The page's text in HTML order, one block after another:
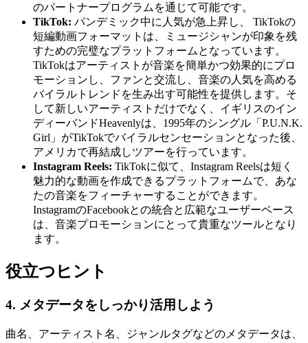
のパートナープログラムを通じて可能です。
TikTok: パンデミック中に人気が急上昇し、 TikTokの
短編動画フォーマットは、ミュージシャンが印象を残
すための完璧なプラットフォームとなっています。
TikTokはアーティストが音楽を簡単かつ効果的にプロ
モーションし、ファンと交流し、音楽の人気を高める
バイラルトレンドを生み出す可能性を提供します。そ
して新しいアーティストだけでなく、イギリスのイン
ディーバンドHeavenlyは、1995年のシングル「P.U.N.K.
Girl」がTikTokでバイラルセンセーションとなった後、
アメリカで再結成しツアーを行っています。
Instagram Reels: TikTokに似て、Instagram Reelsは短く
魅力的な動画を作成できるプラットフォームで、あな
たの音楽をフィーチャーすることができます。
InstagramのFacebookとの統合と広範なユーザーベース
は、音楽プロモーションにとって貴重なツールとなり
ます。
役立つヒント
4. メタデータをしっかり活用しよう
曲名、アーティスト名、ジャンルタグなどのメタデータは、